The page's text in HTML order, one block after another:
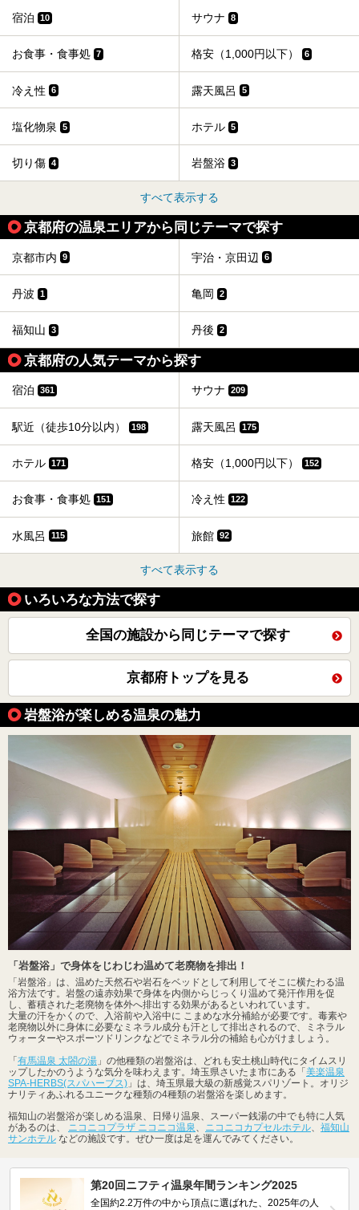
宿泊 10 サウナ 8
お食事・食事処 7 格安（1,000円以下） 6
冷え性 6 露天風呂 5
塩化物泉 5 ホテル 5
切り傷 4 岩盤浴 3
すべて表示する
京都府の温泉エリアから同じテーマで探す
京都市内 9 宇治・京田辺 6
丹波 1 亀岡 2
福知山 3 丹後 2
京都府の人気テーマから探す
宿泊 361 サウナ 209
駅近（徒歩10分以内） 198 露天風呂 175
ホテル 171 格安（1,000円以下） 152
お食事・食事処 151 冷え性 122
水風呂 115 旅館 92
すべて表示する
いろいろな方法で探す
全国の施設から同じテーマで探す
京都府トップを見る
岩盤浴が楽しめる温泉の魅力
「岩盤浴」で身体をじわじわ温めて老廃物を排出！
「岩盤浴」は、温めた天然石や岩石をベッドとして利用してそこに横たわる温
浴方法です。岩盤の遠赤効果で身体を内側からじっくり温めて発汗作用を促
し、蓄積された老廃物を体外へ排出する効果があるといわれています。
大量の汗をかくので、入浴前や入浴中に こまめな水分補給が必要です。毒素や
老廃物以外に身体に必要なミネラル成分も汗として排出されるので、ミネラル
ウォーターやスポーツドリンクなどでミネラル分の補給も心がけましょう。
「 有馬温泉 太閤の湯 」の他種類の岩盤浴は、どれも安土桃山時代にタイムスリ
ップしたかのうような気分を味わえます。埼玉県さいたま市にある「 美楽温泉
SPA-HERBS(スパハーブス) 」は、埼玉県最大級の新感覚スパリゾート。オリジ
ナリティあふれるユニークな種類の4種類の岩盤浴を楽しめます。
福知山の岩盤浴が楽しめる温泉、日帰り温泉、スーパー銭湯の中でも特に人気
があるのは、 ニコニコプラザ ニコニコ温泉、 ニコニコカプセルホテル、 福知山
サンホテル などの施設です。ぜひ一度は足を運んでみてください。
第20回ニフティ温泉年間ランキング2025
全国約2.2万件の中から頂点に選ばれた、2025年の人